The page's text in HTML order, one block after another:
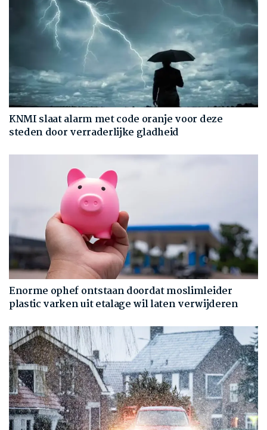
KNMI slaat alarm met code oranje voor deze
steden door verraderlijke gladheid
Enorme ophef ontstaan doordat moslimleider
plastic varken uit etalage wil laten verwijderen